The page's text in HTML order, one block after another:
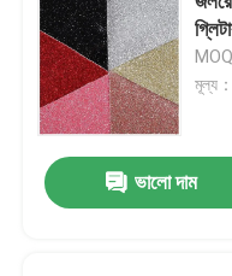
পণ্য
আমাদের সম্পর্কে
কারখানা ভ্রমণ
মূল্য
ভালো দাম